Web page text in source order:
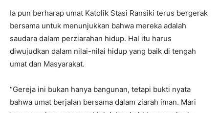
Ia pun berharap umat Katolik Stasi Ransiki terus bergerak
bersama untuk menunjukkan bahwa mereka adalah
saudara dalam perziarahan hidup. Hal itu harus
diwujudkan dalam nilai-nilai hidup yang baik di tengah
umat dan Masyarakat.
“Gereja ini bukan hanya bangunan, tetapi bukti nyata
bahwa umat berjalan bersama dalam ziarah iman. Mari